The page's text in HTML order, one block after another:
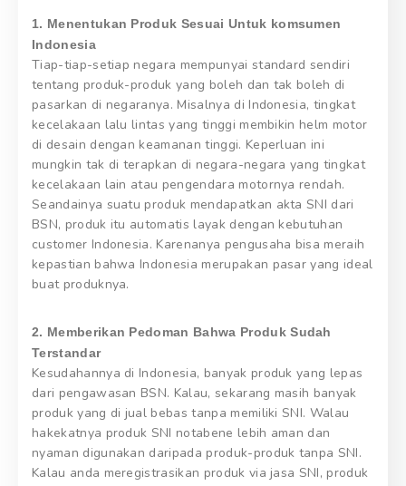
1. Menentukan Produk Sesuai Untuk komsumen
Indonesia
Tiap-tiap-setiap negara mempunyai standard sendiri
tentang produk-produk yang boleh dan tak boleh di
pasarkan di negaranya. Misalnya di Indonesia, tingkat
kecelakaan lalu lintas yang tinggi membikin helm motor
di desain dengan keamanan tinggi. Keperluan ini
mungkin tak di terapkan di negara-negara yang tingkat
kecelakaan lain atau pengendara motornya rendah.
Seandainya suatu produk mendapatkan akta SNI dari
BSN, produk itu automatis layak dengan kebutuhan
customer Indonesia. Karenanya pengusaha bisa meraih
kepastian bahwa Indonesia merupakan pasar yang ideal
buat produknya.
2. Memberikan Pedoman Bahwa Produk Sudah
Terstandar
Kesudahannya di Indonesia, banyak produk yang lepas
dari pengawasan BSN. Kalau, sekarang masih banyak
produk yang di jual bebas tanpa memiliki SNI. Walau
hakekatnya produk SNI notabene lebih aman dan
nyaman digunakan daripada produk-produk tanpa SNI.
Kalau anda meregistrasikan produk via jasa SNI, produk